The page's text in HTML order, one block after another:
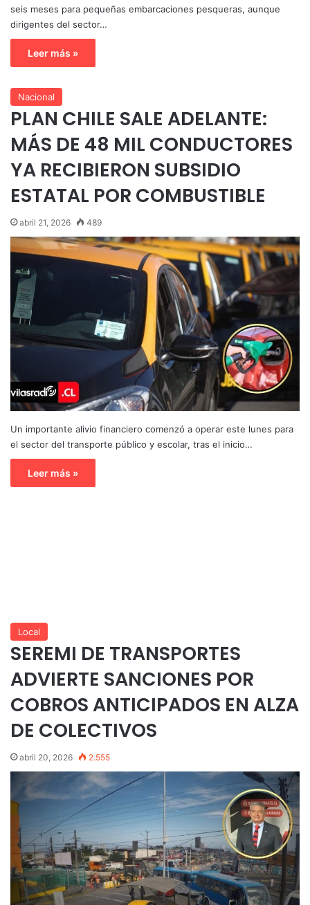
seis meses para pequeñas embarcaciones pesqueras, aunque
dirigentes del sector…
Leer más »
Nacional
PLAN CHILE SALE ADELANTE:
MÁS DE 48 MIL CONDUCTORES
YA RECIBIERON SUBSIDIO
ESTATAL POR COMBUSTIBLE
abril 21, 2026 489
Un importante alivio financiero comenzó a operar este lunes para
el sector del transporte público y escolar, tras el inicio…
Leer más »
Local
SEREMI DE TRANSPORTES
ADVIERTE SANCIONES POR
COBROS ANTICIPADOS EN ALZA
DE COLECTIVOS
abril 20, 2026 2.555